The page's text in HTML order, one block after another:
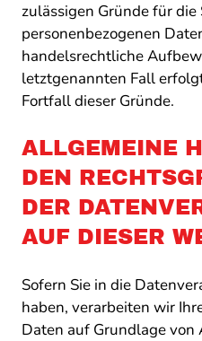
zulässigen Gründe für
personenbezogenen
handelsrechtliche
letztgenannten Fall
Fortfall dieser Gründe.
ALLGEMEINE
DEN
DER
AUF DIESER
Sofern Sie in die
haben, verarbeiten wir
Daten auf Grundlage von